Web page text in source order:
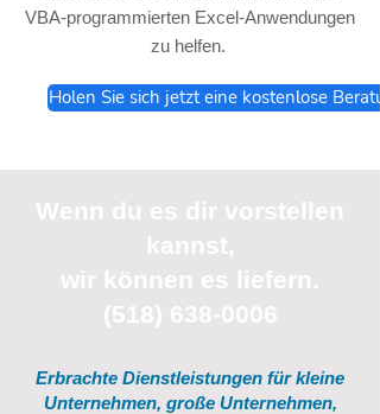
VBA-programmierten Excel-Anwendungen
zu helfen.
Holen Sie sich jetzt eine kostenlose
Wenn du es dir vorstellen
kannst,
wir können es liefern.
(518) 638-0006
Erbrachte Dienstleistungen für kleine
Unternehmen, große Unternehmen,